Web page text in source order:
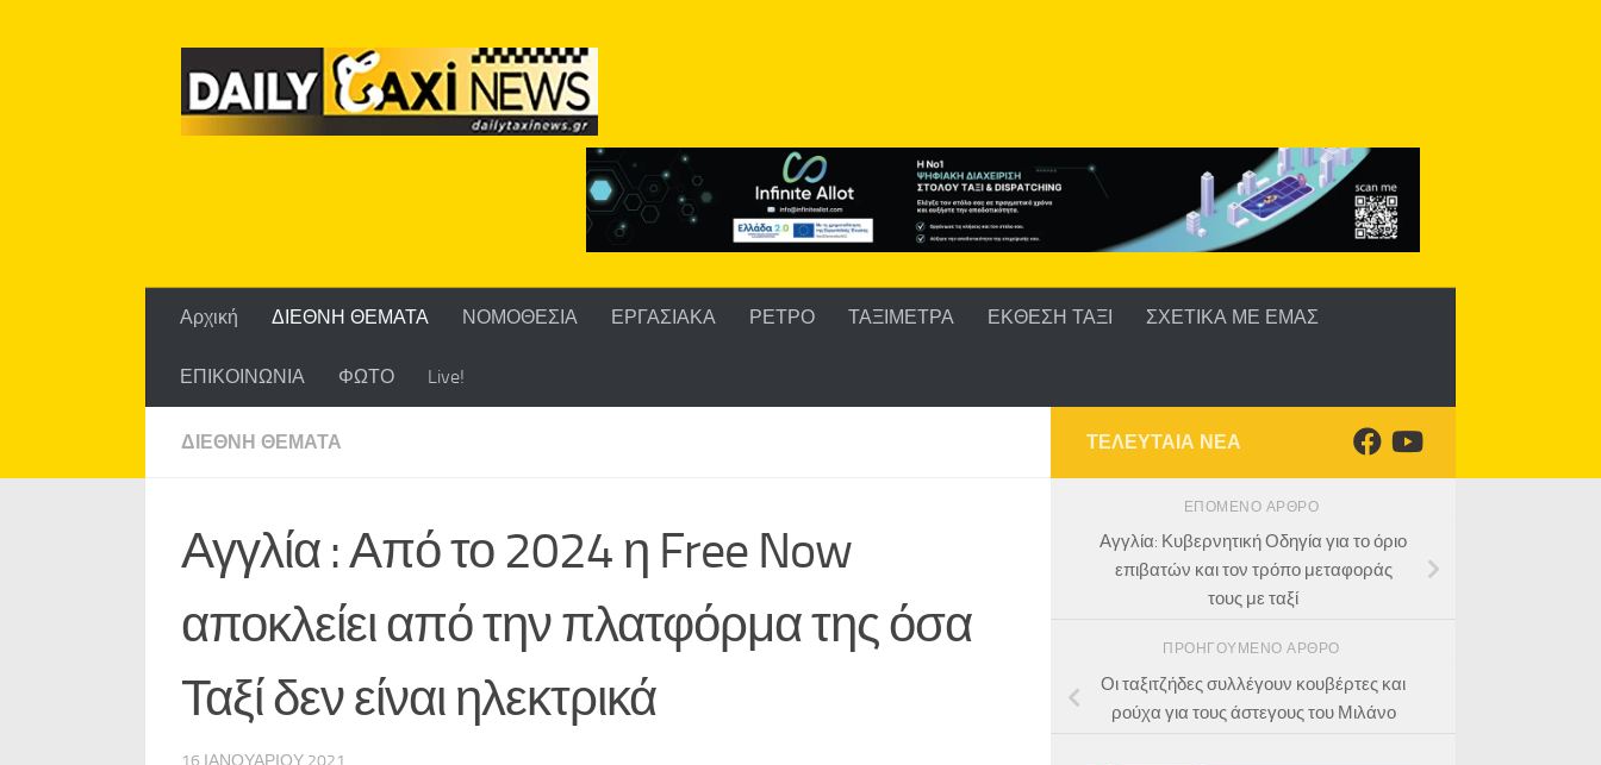
Αρχική ΔΙΕΘΝΗ ΘΕΜΑΤΑ ΝΟΜΟΘΕΣΙΑ ΕΡΓΑΣΙΑΚΑ ΡΕΤΡΟ ΤΑΞΙΜΕΤΡΑ ΕΚΘΕΣΗ ΤΑΞΙ ΣΧΕΤΙΚΑ ΜΕ ΕΜΑΣ
ΕΠΙΚΟΙΝΩΝΙΑ ΦΩΤΟ Live!
ΔΙΕΘΝΗ ΘΕΜΑΤΑ
Αγγλία : Από το 2024 η Free Now
αποκλείει από την πλατφόρμα της όσα
Ταξί δεν είναι ηλεκτρικά
16 ΙΑΝΟΥΑΡΊΟΥ 2021
ΤΕΛΕΥΤΑΙΑ ΝΕΑ
ΕΠΌΜΕΝΟ ΆΡΘΡΟ
Αγγλία: Κυβερνητική Οδηγία για το όριο
επιβατών και τον τρόπο μεταφοράς
τους με ταξί
ΠΡΟΗΓΟΎΜΕΝΟ ΆΡΘΡΟ
Οι ταξιτζήδες συλλέγουν κουβέρτες και
ρούχα για τους άστεγους του Μιλάνο